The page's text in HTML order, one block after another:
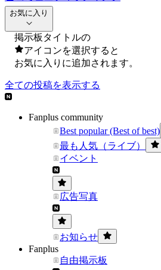
お気に入り
掲示板タイトルの
アイコンを選択すると
お気に入りに追加されます。
全ての投稿を表示する
Fanplus community
Best popular (Best of best)
最も人気（ライブ）
イベント
広告写真
お知らせ
Fanplus
自由掲示板